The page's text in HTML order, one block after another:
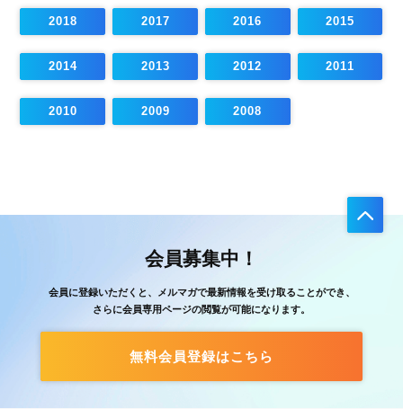
2018 2017 2016 2015
2014 2013 2012 2011
2010 2009 2008
会員募集中！
会員に登録いただくと、メルマガで最新情報を受け取ることができ、
さらに会員専用ページの閲覧が可能になります。
無料会員登録はこちら